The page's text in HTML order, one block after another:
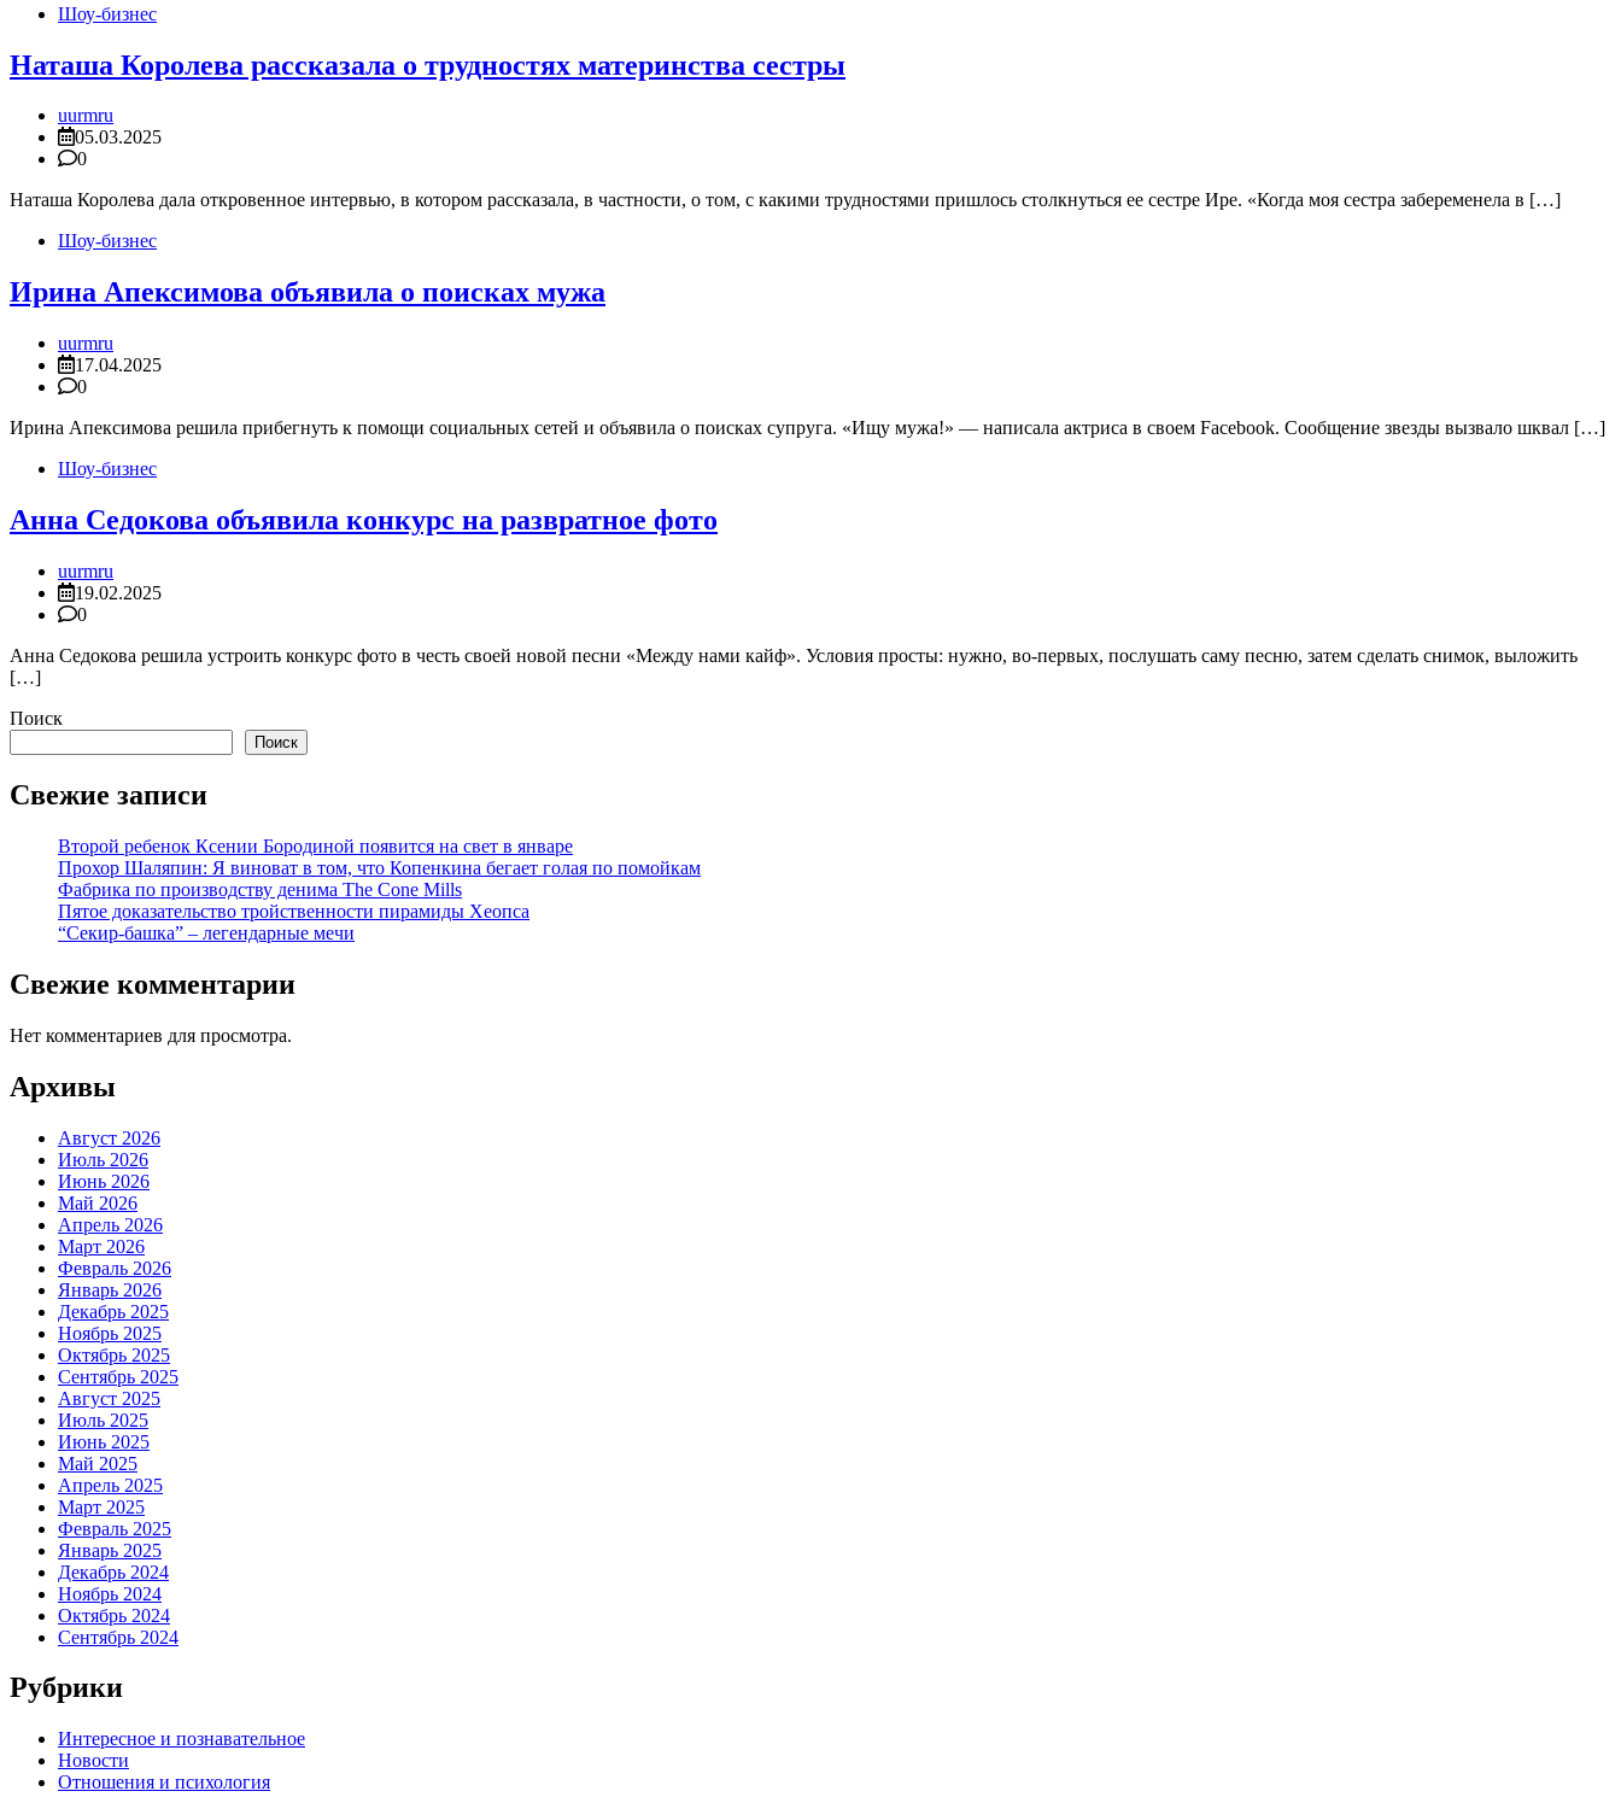
Шоу-бизнес
Наташа Королева рассказала о трудностях материнства сестры
uurmru
05.03.2025
0
Наташа Королева дала откровенное интервью, в котором рассказала, в частности, о том, с какими трудностями пришлось столкнуться ее сестре Ире. «Когда моя сестра забеременела в […]
Шоу-бизнес
Ирина Апексимова объявила о поисках мужа
uurmru
17.04.2025
0
Ирина Апексимова решила прибегнуть к помощи социальных сетей и объявила о поисках супруга. «Ищу мужа!» — написала актриса в своем Facebook. Сообщение звезды вызвало шквал […]
Шоу-бизнес
Анна Седокова объявила конкурс на развратное фото
uurmru
19.02.2025
0
Анна Седокова решила устроить конкурс фото в честь своей новой песни «Между нами кайф». Условия просты: нужно, во-первых, послушать саму песню, затем сделать снимок, выложить
[…]
Поиск
Поиск
Свежие записи
Второй ребенок Ксении Бородиной появится на свет в январе
Прохор Шаляпин: Я виноват в том, что Копенкина бегает голая по помойкам
Фабрика по производству денима The Cone Mills
Пятое доказательство тройственности пирамиды Хеопса
“Секир-башка” – легендарные мечи
Свежие комментарии
Нет комментариев для просмотра.
Архивы
Август 2026
Июль 2026
Июнь 2026
Май 2026
Апрель 2026
Март 2026
Февраль 2026
Январь 2026
Декабрь 2025
Ноябрь 2025
Октябрь 2025
Сентябрь 2025
Август 2025
Июль 2025
Июнь 2025
Май 2025
Апрель 2025
Март 2025
Февраль 2025
Январь 2025
Декабрь 2024
Ноябрь 2024
Октябрь 2024
Сентябрь 2024
Рубрики
Интересное и познавательное
Новости
Отношения и психология